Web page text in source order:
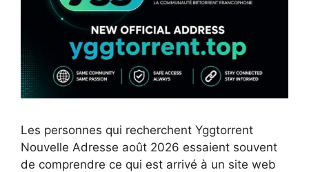
Les personnes qui recherchent Yggtorrent
Nouvelle Adresse août 2026 essaient souvent
de comprendre ce qui est arrivé à un site web